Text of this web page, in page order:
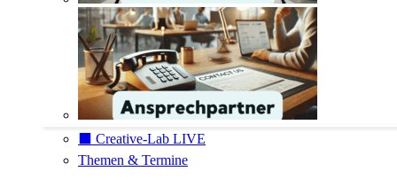
⬛️ Creative-Lab LIVE
Themen & Termine